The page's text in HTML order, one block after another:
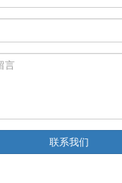
联系我们